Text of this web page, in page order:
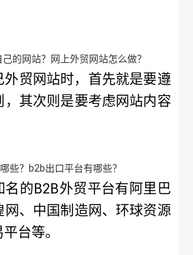
的网站？网上外贸网站怎么做？
外贸网站时，首先就是要遵
，其次则是要考虑网站内容
些？b2b出口平台有哪些？
名的B2B外贸平台有阿里巴
网、中国制造网、环球资源
台等。